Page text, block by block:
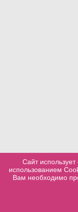
Сайт
использованием
Вам необходимо